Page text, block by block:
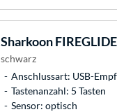
Sharkoon
schwarz
Anschlussart: USB-
Tastenanzahl: 5 Tasten
Sensor: optisch